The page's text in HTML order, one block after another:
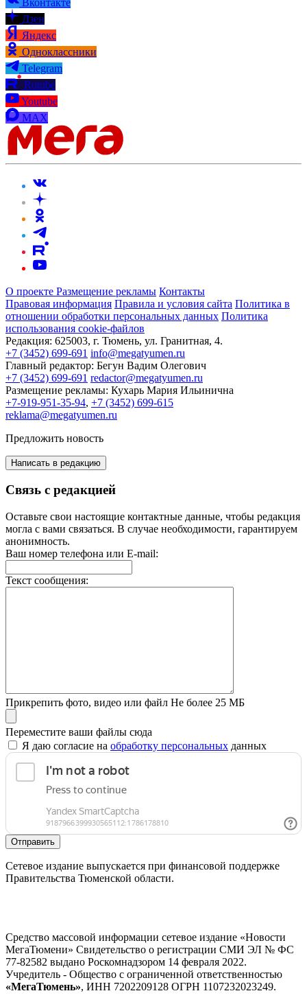
Дзен
Яндекс
Одноклассники
Telegram
Rutube
Youtube
MAX
О проекте Размещение рекламы Контакты
Правовая информация Правила и условия сайта Политика в
отношении обработки персональных данных Политика
использования cookie-файлов
Редакция: 625003, г. Тюмень, ул. Гранитная, 4.
+7 (3452) 699-691 info@megatyumen.ru
Главный редактор: Бегун Вадим Олегович
+7 (3452) 699-691 redactor@megatyumen.ru
Размещение рекламы: Кухарь Мария Ильинична
+7-919-951-35-94, +7 (3452) 699-615
reklama@megatyumen.ru
Предложить новость
Написать в редакцию
Связь с редакцией
Оставьте свои настоящие контактные данные, чтобы редакция
могла с вами связаться. В случае необходимости, гарантируем
анонимность.
Ваш номер телефона или E-mail:
Текст сообщения:
Прикрепить фото, видео или файл Не более 25 МБ
Переместите ваши файлы сюда
Я даю согласие на обработку персональных данных
Отправить
Сетевое издание выпускается при финансовой поддержке
Правительства Тюменской области.
Средство массовой информации сетевое издание «Новости
МегаТюмени» Свидетельство о регистрации СМИ ЭЛ № ФС
77-82582 выдано Роскомнадзором 14 февраля 2022.
Учредитель - Общество с ограниченной ответственностью
«МегаТюмень», ИНН 7202209128 ОГРН 1107232023249.